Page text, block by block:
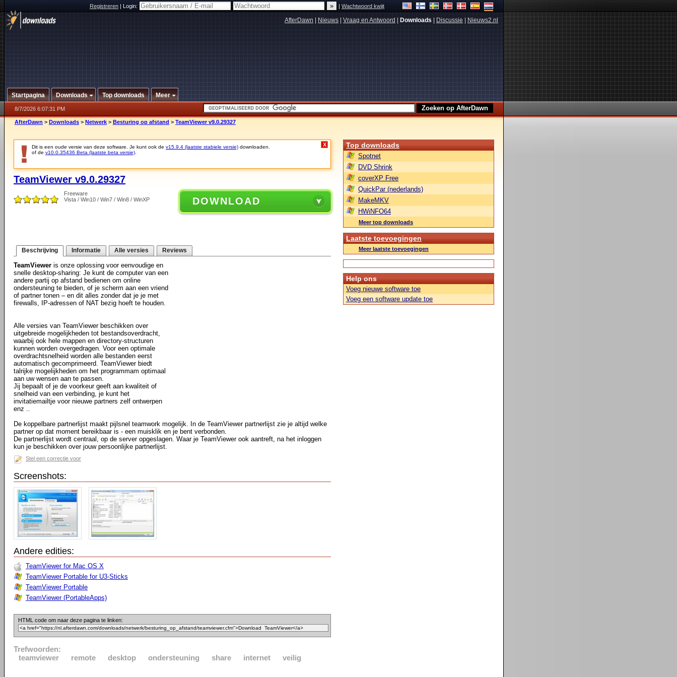
Registreren|Login: |Wachtwoord kwijt
AfterDawn Nieuws Vraag en Antwoord Downloads Discussie Nieuws2.nl
Startpagina Downloads Top downloads Meer
8/7/2026 6:07:31 PM
AfterDawn > Downloads > Netwerk > Besturing op afstand > TeamViewer v9.0.29327
Dit is een oude versie van deze software. Je kunt ook de v15.9.4 (laatste stabiele versie) downloaden.
of de v10.0.35436 Beta (laatste beta versie)
X
TeamViewer v9.0.29327
Freeware
Vista / Win10 / Win7 / Win8 / WinXP
DOWNLOAD
Beschrijving Informatie Alle versies Reviews
TeamViewer is onze oplossing voor eenvoudige en
snelle desktop-sharing: Je kunt de computer van een
andere partij op afstand bedienen om online
ondersteuning te bieden, of je scherm aan een vriend
of partner tonen – en dit alles zonder dat je je met
firewalls, IP-adressen of NAT bezig hoeft te houden.
Alle versies van TeamViewer beschikken over
uitgebreide mogelijkheden tot bestandsoverdracht,
waarbij ook hele mappen en directory-structuren
kunnen worden overgedragen. Voor een optimale
overdrachtsnelheid worden alle bestanden eerst
automatisch gecomprimeerd. TeamViewer biedt
talrijke mogelijkheden om het programmam optimaal
aan uw wensen aan te passen.
Jij bepaalt of je de voorkeur geeft aan kwaliteit of
snelheid van een verbinding, je kunt het
invitatiemailtje voor nieuwe partners zelf ontwerpen
enz ..
De koppelbare partnerlijst maakt pijlsnel teamwork mogelijk. In de TeamViewer partnerlijst zie je altijd welke
partner op dat moment bereikbaar is - een muisklik en je bent verbonden.
De partnerlijst wordt centraal, op de server opgeslagen. Waar je TeamViewer ook aantreft, na het inloggen
kun je beschikken over jouw persoonlijke partnerlijst.
Stel een correctie voor
Screenshots:
Andere edities:
TeamViewer for Mac OS X
TeamViewer Portable for U3-Sticks
TeamViewer Portable
TeamViewer (PortableApps)
HTML code om naar deze pagina te linken:
Trefwoorden:
teamviewer
remote desktop ondersteuning share internet veilig
Top downloads
Spotnet
DVD Shrink
coverXP Free
QuickPar (nederlands)
MakeMKV
HWiNFO64
Meer top downloads
Laatste toevoegingen
Meer laatste toevoegingen
Help ons
Voeg nieuwe software toe
Voeg een software update toe